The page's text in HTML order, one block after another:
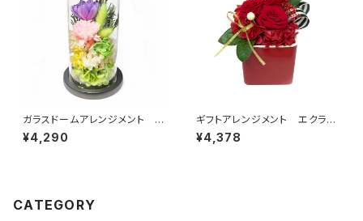
ガラスドームアレンジメント
菜々緒（ななお)ホワイト C36
400
¥4,290
ギフトアレンジメント エクラ
ン レッド HB34610
¥4,378
CATEGORY